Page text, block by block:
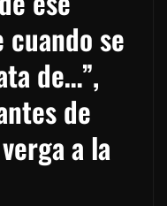
se
de…”,
de
a la